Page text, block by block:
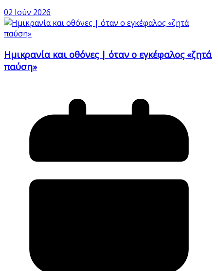
02 Ιούν 2026
Ημικρανία και οθόνες | όταν ο εγκέφαλος «ζητά
παύση»